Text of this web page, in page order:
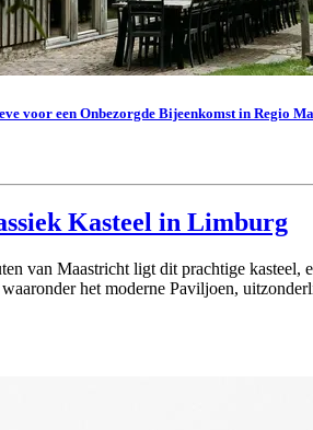
voor een Onbezorgde Bijeenkomst in Regio
Kasteel in Limburg
van Maastricht ligt dit prachtige
het moderne Paviljoen,